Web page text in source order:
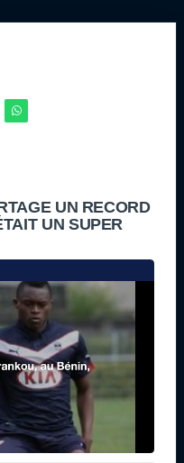
UN RECORD
UN SUPER